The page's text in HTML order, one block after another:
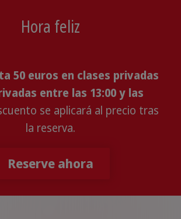
Hora feliz
50 euros en clases privadas
entre las 13:00 y las
se aplicará al precio tras
la reserva.
Reserve ahora